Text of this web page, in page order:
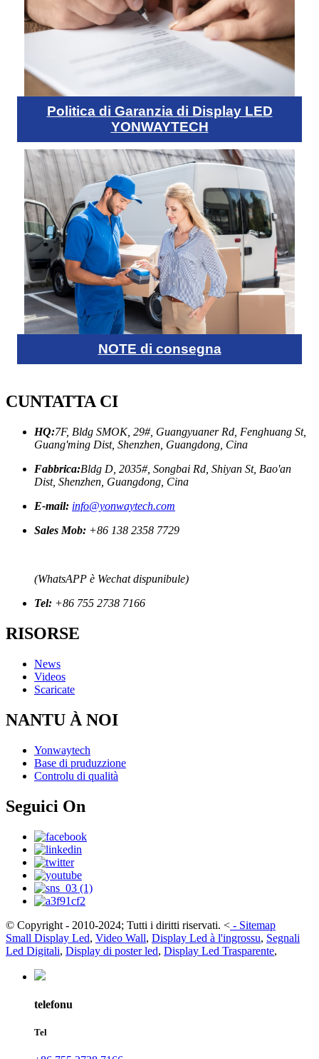
Politica di Garanzia di Display LED
YONWAYTECH
NOTE di consegna
CUNTATTA CI
HQ:7F, Bldg SMOK, 29#, Guangyuaner Rd, Fenghuang St,
Guang'ming Dist, Shenzhen, Guangdong, Cina
Fabbrica:Bldg D, 2035#, Songbai Rd, Shiyan St, Bao'an
Dist, Shenzhen, Guangdong, Cina
E-mail: info@yonwaytech.com
Sales Mob: +86 138 2358 7729
(WhatsAPP è Wechat dispunibule)
Tel: +86 755 2738 7166
RISORSE
News
Videos
Scaricate
NANTU À NOI
Yonwaytech
Base di pruduzzione
Controlu di qualità
Seguici On
© Copyright - 2010-2024; Tutti i diritti riservati. < - Sitemap
Small Display Led, Video Wall, Display Led à l'ingrossu, Segnali
Led Digitali, Display di poster led, Display Led Trasparente,
telefonu
Tel